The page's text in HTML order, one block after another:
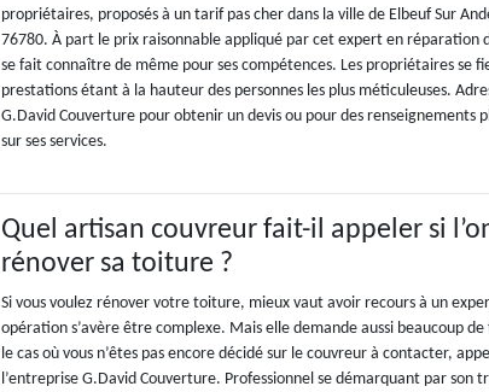
propriétaires, proposés à un tarif pas cher dans la ville de Elbeuf Sur
76780. À part le prix raisonnable appliqué par cet expert en réparation
se fait connaître de même pour ses compétences. Les propriétaires se
prestations étant à la hauteur des personnes les plus méticuleuses.
G.David Couverture pour obtenir un devis ou pour des renseignements
sur ses services.
Quel artisan couvreur fait-il appeler si
rénover sa toiture ?
Si vous voulez rénover votre toiture, mieux vaut avoir recours à un
opération s’avère être complexe. Mais elle demande aussi beaucoup de
le cas où vous n’êtes pas encore décidé sur le couvreur à contacter,
l’entreprise G.David Couverture. Professionnel se démarquant par son